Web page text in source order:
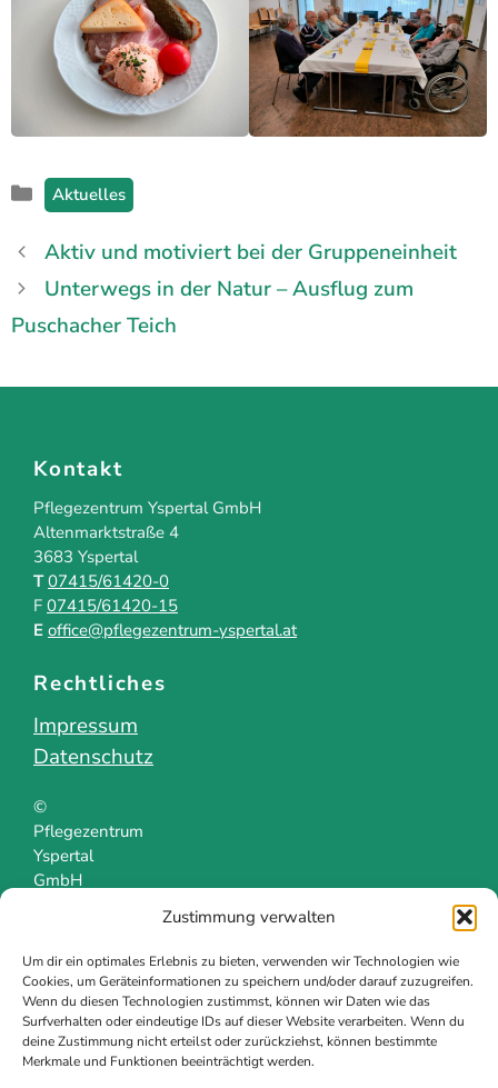
Zustimmung verwalten
Um dir ein optimales Erlebnis zu bieten, verwenden wir Technologien wie
Cookies, um Geräteinformationen zu speichern und/oder darauf zuzugreifen.
Wenn du diesen Technologien zustimmst, können wir Daten wie das
Surfverhalten oder eindeutige IDs auf dieser Website verarbeiten. Wenn du
deine Zustimmung nicht erteilst oder zurückziehst, können bestimmte
Merkmale und Funktionen beeinträchtigt werden.
Kategorien
Aktuelles
Aktiv und motiviert bei der Gruppeneinheit
Unterwegs in der Natur – Ausflug zum
Puschacher Teich
Kontakt
Pflegezentrum Yspertal GmbH
Altenmarktstraße 4
3683 Yspertal
T 07415/61420-0
F 07415/61420-15
E office@pflegezentrum-yspertal.at
Rechtliches
Impressum
Datenschutz
©
Pflegezentrum
Yspertal
GmbH